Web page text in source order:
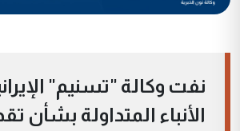
نفت وكالة "تسنيم"
الأنباء المتداولة بشأن